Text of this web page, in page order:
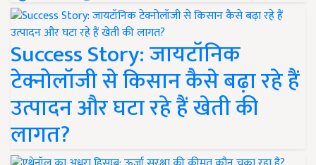
Success Story: जायटॉनिक
टेक्नोलॉजी से किसान कैसे बढ़ा रहे हैं
उत्पादन और घटा रहे हैं खेती की
लागत?